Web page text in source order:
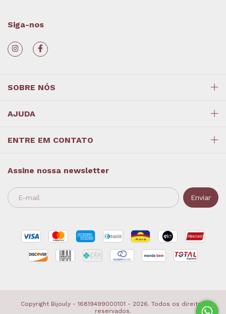
Siga-nos
SOBRE NÓS
AJUDA
ENTRE EM CONTATO
Assine nossa newsletter
Copyright Bijouly - 16819499000101 - 2026. Todos os direitos
reservados.